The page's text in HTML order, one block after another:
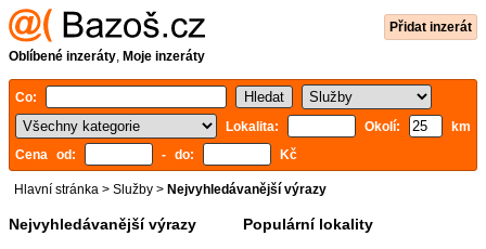
Přidat inzerát
Oblíbené inzeráty, Moje inzeráty
Co:
Lokalita:
Okolí:
km
Cena od:
- do: Kč
Hlavní stránka > Služby > Nejvyhledávanější výrazy
Nejvyhledávanější výrazy Populární lokality